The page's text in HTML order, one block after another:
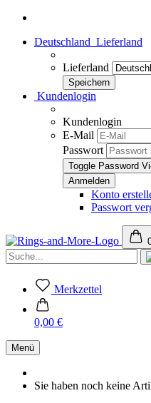
Deutschland Lieferland
Lieferland
Kundenlogin
Kundenlogin
E-Mail
Passwort
Toggle Password
Konto
Passwort
Merkzettel
0,00 €
Menü
Sie haben noch keine